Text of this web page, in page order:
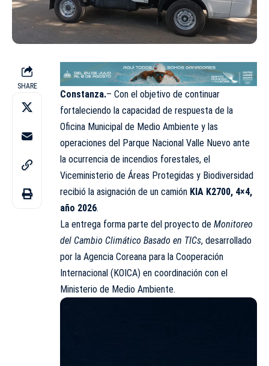
SHARE
Constanza.– Con el objetivo de continuar
fortaleciendo la capacidad de respuesta de la
Oficina Municipal de Medio Ambiente y las
operaciones del Parque Nacional Valle Nuevo ante
la ocurrencia de incendios forestales, el
Viceministerio de Áreas Protegidas y Biodiversidad
recibió la asignación de un camión KIA K2700, 4×4,
año 2026.
La entrega forma parte del proyecto de Monitoreo
del Cambio Climático Basado en TICs, desarrollado
por la Agencia Coreana para la Cooperación
Internacional (KOICA) en coordinación con el
Ministerio de Medio Ambiente.